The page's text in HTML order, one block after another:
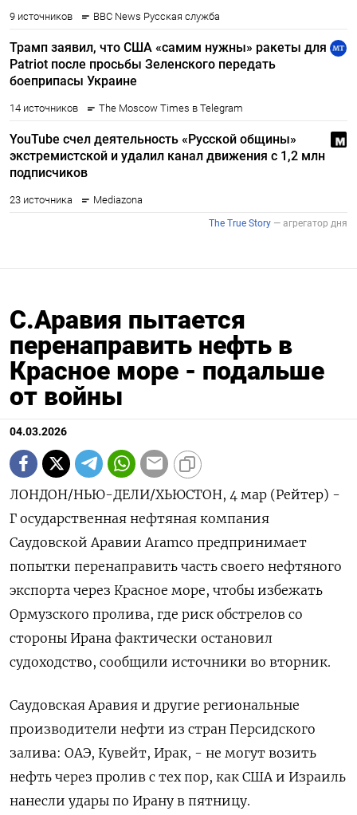
С.Аравия пытается
перенаправить нефть в
Красное море - подальше
от войны
04.03.2026
ЛОНДОН/НЬЮ-ДЕЛИ/ХЬЮСТОН, 4 мар (Рейтер) -
Г осударственная нефтяная компания
Саудовской Аравии Aramco предпринимает
попытки перенаправить часть своего нефтяного
экспорта ‌через Красное море, чтобы избежать
Ормузского пролива, где риск обстрелов со
стороны Ирана фактически остановил ​
судоходство, сообщили источники ​во ​вторник.
Саудовская Аравия ⁠и другие региональные
производители ‌нефти из стран Персидского
‌залива: ОАЭ, Кувейт, Ирак, - не могут возить
нефть через ​пролив с тех пор, как ‌США и Израиль
нанесли удары по ​Ирану в пятницу.